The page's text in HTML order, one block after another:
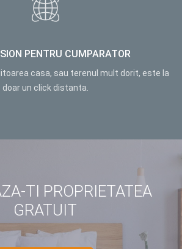
PENTRU CUMPARATOR
casa, sau terenul mult dorit, este la
doar un click distanta.
TI PROPRIETATEA
GRATUIT